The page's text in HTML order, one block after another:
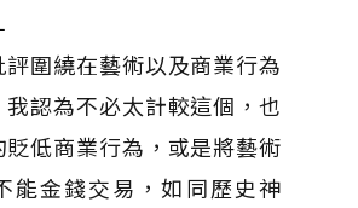
圍繞在藝術以及商業行為
認為不必太計較這個，也
低商業行為，或是將藝術
能金錢交易，如同歷史神